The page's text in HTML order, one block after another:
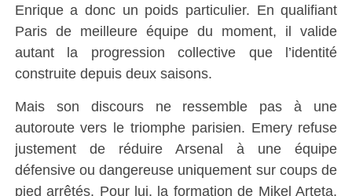
Enrique a donc un poids particulier. En qualifiant
Paris de meilleure équipe du moment, il valide
autant la progression collective que l’identité
construite depuis deux saisons.
Mais son discours ne ressemble pas à une
autoroute vers le triomphe parisien. Emery refuse
justement de réduire Arsenal à une équipe
défensive ou dangereuse uniquement sur coups de
pied arrêtés. Pour lui, la formation de Mikel Arteta,